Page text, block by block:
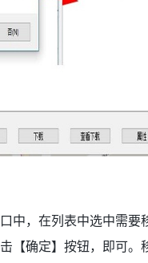
中，在列表中选中需要
【确定】按钮，即可。